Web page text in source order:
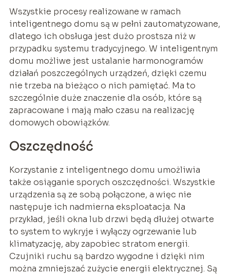
Wszystkie procesy realizowane w ramach
inteligentnego domu są w pełni zautomatyzowane,
dlatego ich obsługa jest dużo prostsza niż w
przypadku systemu tradycyjnego. W inteligentnym
domu możliwe jest ustalanie harmonogramów
działań poszczególnych urządzeń, dzięki czemu
nie trzeba na bieżąco o nich pamiętać. Ma to
szczególnie duże znaczenie dla osób, które są
zapracowane i mają mało czasu na realizację
domowych obowiązków.
Oszczędność
Korzystanie z inteligentnego domu umożliwia
także osiąganie sporych oszczędności. Wszystkie
urządzenia są ze sobą połączone, a więc nie
następuje ich nadmierna eksploatacja. Na
przykład, jeśli okna lub drzwi będą dłużej otwarte
to system to wykryje i wyłączy ogrzewanie lub
klimatyzację, aby zapobiec stratom energii.
Czujniki ruchu są bardzo wygodne i dzięki nim
można zmniejszać zużycie energii elektrycznej. Są